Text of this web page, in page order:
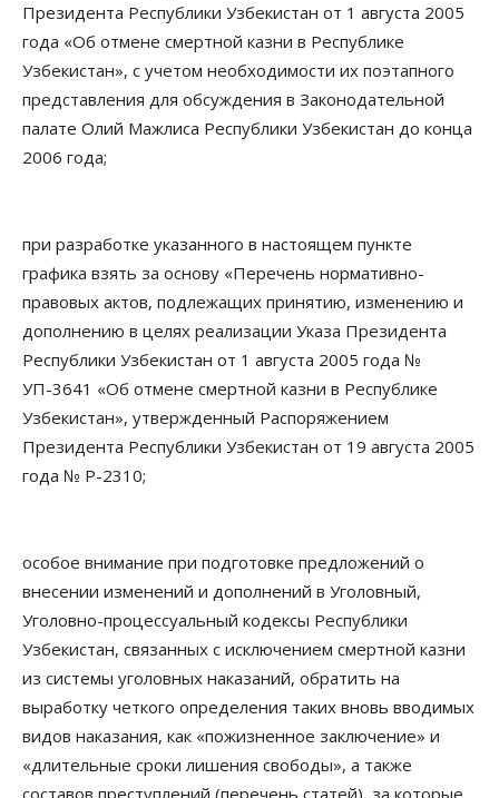
Президента Республики Узбекистан от 1 августа 2005
года «Об отмене смертной казни в Республике
Узбекистан», с учетом необходимости их поэтапного
представления для обсуждения в Законодательной
палате Олий Мажлиса Республики Узбекистан до конца
2006 года;
при разработке указанного в настоящем пункте
графика взять за основу «Перечень нормативно-
правовых актов, подлежащих принятию, изменению и
дополнению в целях реализации Указа Президента
Республики Узбекистан от 1 августа 2005 года №
УП-3641 «Об отмене смертной казни в Республике
Узбекистан», утвержденный Распоряжением
Президента Республики Узбекистан от 19 августа 2005
года № Р-2310;
особое внимание при подготовке предложений о
внесении изменений и дополнений в Уголовный,
Уголовно-процессуальный кодексы Республики
Узбекистан, связанных с исключением смертной казни
из системы уголовных наказаний, обратить на
выработку четкого определения таких вновь вводимых
видов наказания, как «пожизненное заключение» и
«длительные сроки лишения свободы», а также